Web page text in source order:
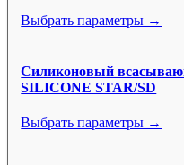
Выбрать параметры →
Силиконовый
SILICONE STAR/SD
Выбрать параметры →